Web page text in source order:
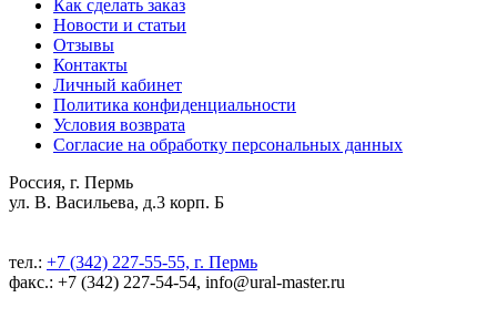
Как сделать заказ
Новости и статьи
Отзывы
Контакты
Личный кабинет
Политика конфиденциальности
Условия возврата
Согласие на обработку персональных данных
Россия, г. Пермь
ул. В. Васильева, д.3 корп. Б
тел.: +7 (342) 227-55-55, г. Пермь
факс.: +7 (342) 227-54-54, info@ural-master.ru